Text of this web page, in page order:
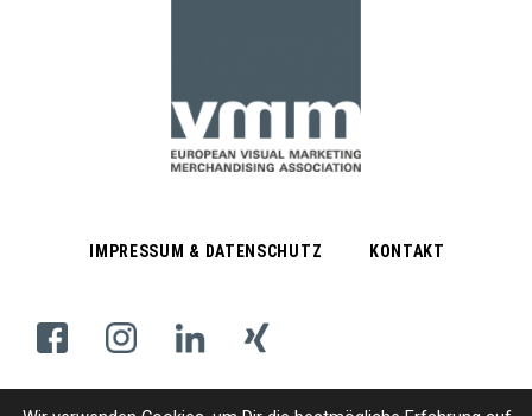
IMPRESSUM & DATENSCHUTZ KONTAKT